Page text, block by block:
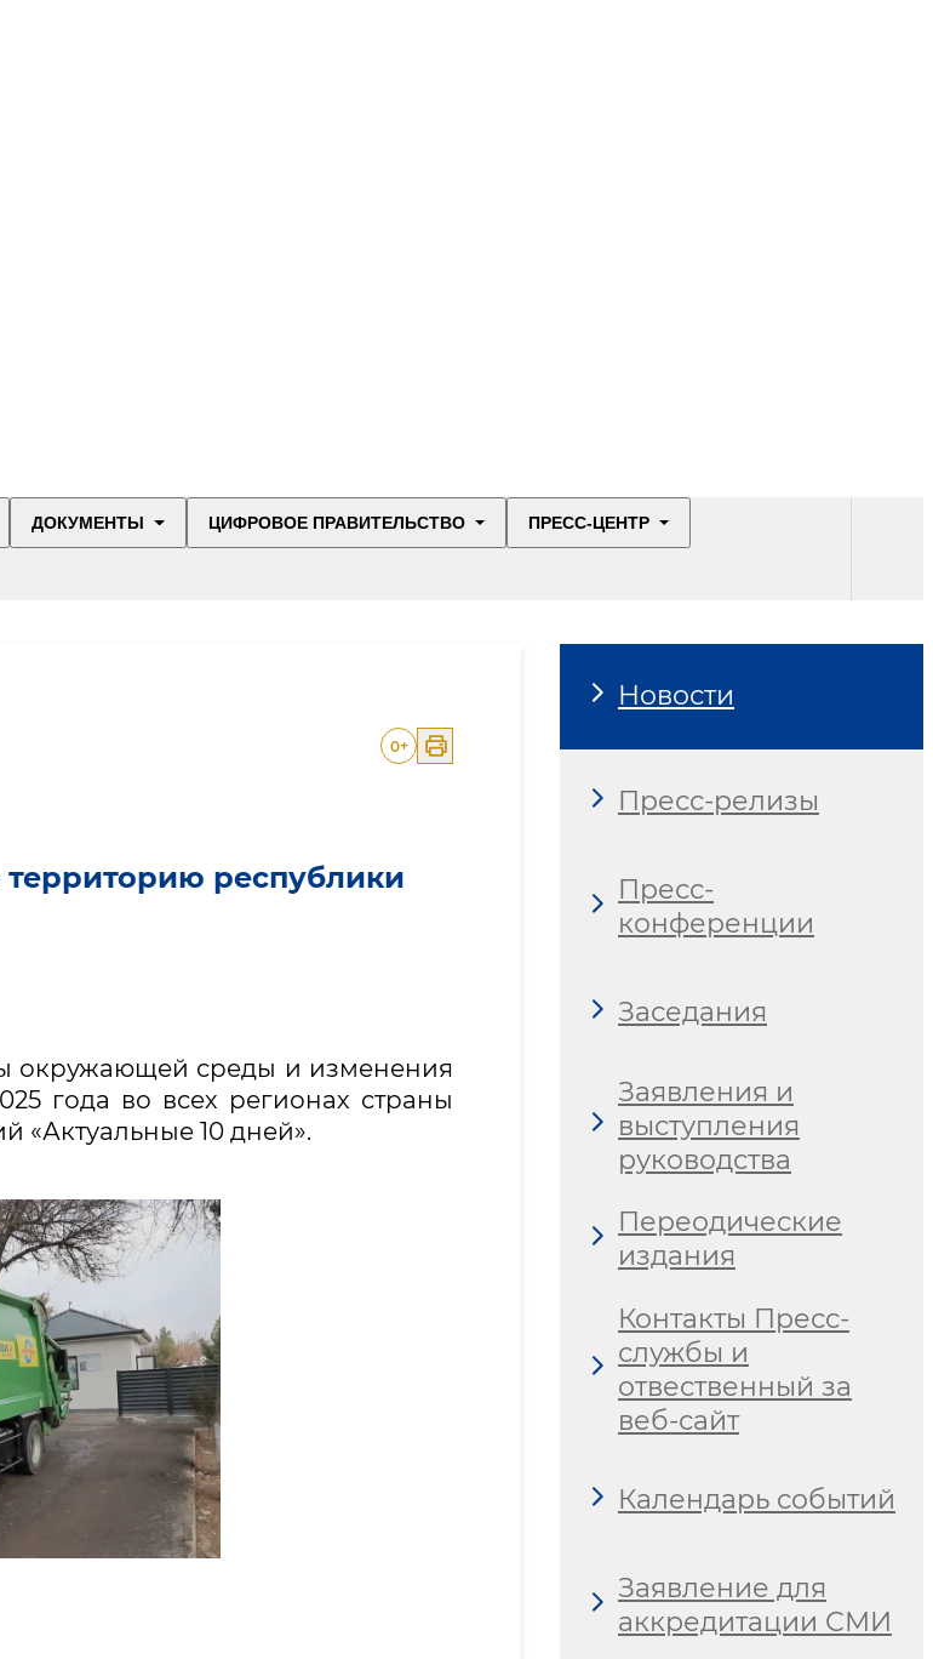
ДОКУМЕНТЫ ЦИФРОВОЕ ПРАВИТЕЛЬСТВО ПРЕСС-ЦЕНТР
0+
республики
окружающей среды и изменения
года во всех регионах страны
«Актуальные 10 дней».
Новости
Пресс-релизы
Пресс-
конференции
Заседания
Заявления и
выступления
руководства
Переодические
издания
Контакты Пресс-
службы и
отвественный за
веб-сайт
Календарь событий
Заявление для
аккредитации СМИ